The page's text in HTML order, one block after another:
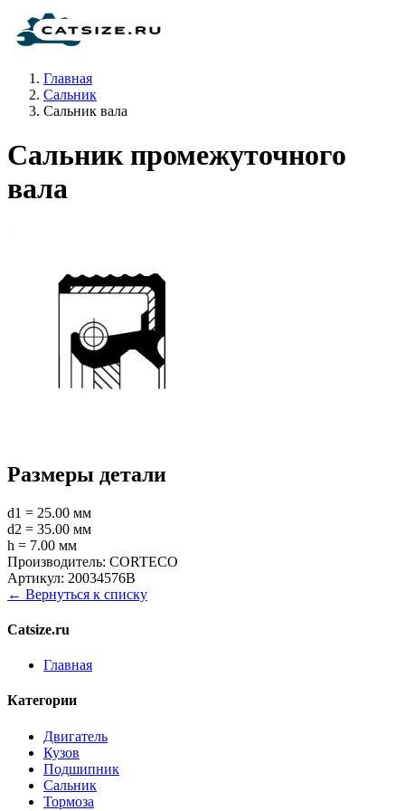
Главная
Сальник
Сальник вала
Сальник промежуточного
вала
Размеры детали
d1 = 25.00 мм
d2 = 35.00 мм
h = 7.00 мм
Производитель: CORTECO
Артикул: 20034576B
← Вернуться к списку
Catsize.ru
Главная
Категории
Двигатель
Кузов
Подшипник
Сальник
Тормоза